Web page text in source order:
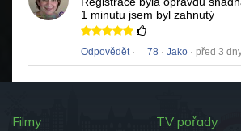
1 minutu jsem byl zahnutý
Odpovědět· 78 · Jako · před 3
Filmy TV pořady